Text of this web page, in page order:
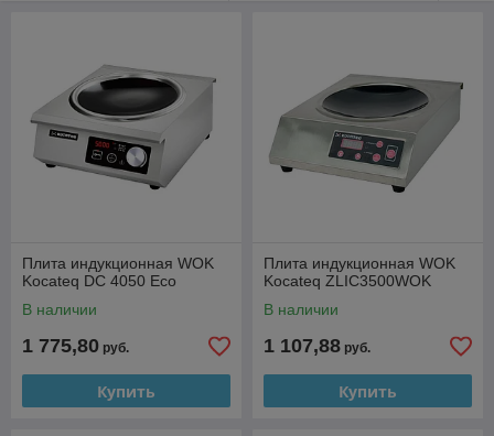
Плита индукционная WOK
Kocateq DC 4050 Eco
В наличии
1 775,80 руб.
Купить
Плита индукционная WOK
Kocateq ZLIC3500WOK
В наличии
1 107,88 руб.
Купить